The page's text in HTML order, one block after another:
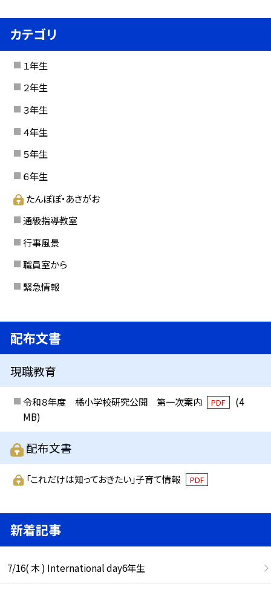
カテゴリ
１年生
２年生
３年生
４年生
５年生
６年生
たんぽぽ・あさがお
通級指導教室
行事風景
職員室から
緊急情報
配布文書
現職教育
令和８年度 橘小学校研究公開 第一次案内 PDF
(4
MB)
配布文書
「これだけは知っておきたい」子育て情報 PDF
新着記事
7/16( 木 ) International day6年生